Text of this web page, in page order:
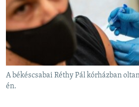
A PÉNZ NYOMÁBAN
EURÓPAI UNIÓ
KLÍMAVÁLTOZÁS
A MÚLT TANULSÁGAI
A békéscsabai Réthy Pál kórházban
én.